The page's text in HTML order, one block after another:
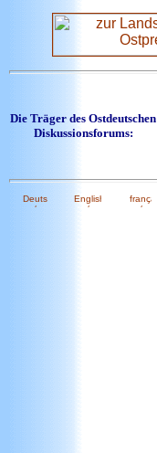
Die Träger des Ostdeutschen
Diskussionsforums: